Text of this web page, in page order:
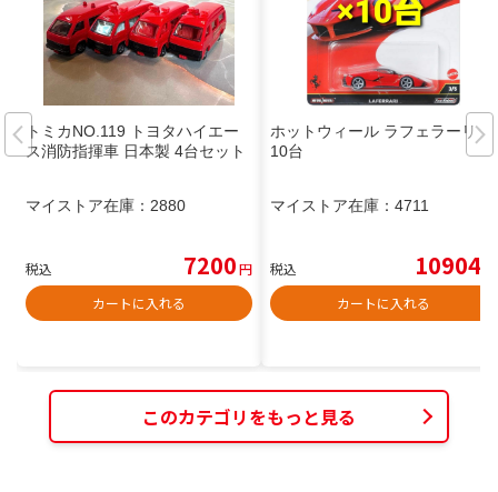
トミカNO.119 トヨタハイエー
ス消防指揮車 日本製 4台セット
マイストア在庫： 2880
税込 7200円
カートに入れる
ホットウィール ラフェラーリ ×
10台
マイストア在庫： 4711
税込 10904
カートに入れる
このカテゴリをもっと見る